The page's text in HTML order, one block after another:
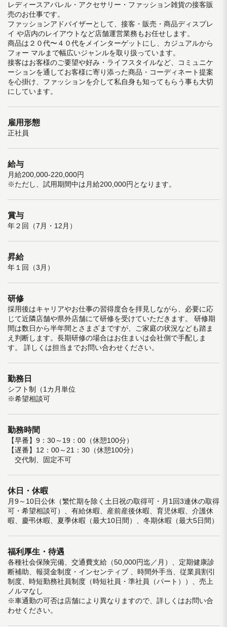
レディースアパレル・アクセサリー・ファッション雑貨の接客販
売のお仕事です。
ファッションアドバイザーとして、接客・販売・商品ディスプレ
イ や店内のレイアウトなど店舗運営業務もお任せします。
商品は２０代〜４０代をメインターゲットにし、カジュアルから
フォー マルまで幅広いジャンルを取り扱っています。
接客はお客様のご要望や好み・ライフスタイルなど、コミュニケ
ーションを通してお客様に寄り添った商品・コーディネート提案
を心掛け、ファッションを介して私自身も知ってもらう事も大切
にしています。
雇用形態
正社員
給与
月給200,000-220,000円
※ただし、試用期間中は月給200,000円となります。
賞与
年２回（7月・12月）
昇給
年１回（3月）
研修
採用後はキャリアやお仕事の習得度合を拝見しながら、必要に応
じて近隣店舗や県外店舗にて研修を受けていただきます。 研修期
間は数日から半年間とさまざまですが、ご家庭の状況なども踏ま
え判断します。長期研修の場合はお住まいは会社側で手配しま
す。 詳しくは担当までお問い合わせください。
勤務日
シフト制（1カ月単位
※希望相談可
勤務時間
【早番】9：30～19：00（休憩100分）
【遅番】12：00～21：30（休憩100分）
交代制、固定不可
休日・休暇
月9～10日公休（繁忙期を除く土日祝の取得可・月1回3連休の取得
可・希望相談可）、有給休暇、産前産後休暇、育児休暇、介護休
暇、慶弔休暇、夏季休暇（最大10日間）、冬期休暇（最大5日間）
福利厚生・待遇
各種社会保険完備、交通費支給（50,000円迄／月）、定期健康診
断補助、報奨金制度・インセンティブ 、時間外手当、従業員割引
制度、時短勤務社員制度（時短社員・準社員（パート））、売上
ノルマなし
※車通勤の可否は店舗により異なりますので、詳しくはお問い合
わせください。